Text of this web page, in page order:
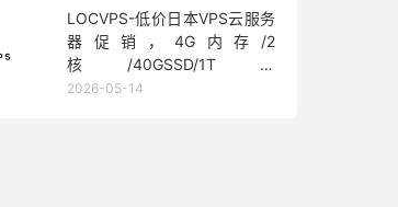
LOCVPS-低价日本VPS云服务
器促销，4G内存/2
核/40GSSD/1T流
量/450Mbps带宽，低至36元/
2026-05-14